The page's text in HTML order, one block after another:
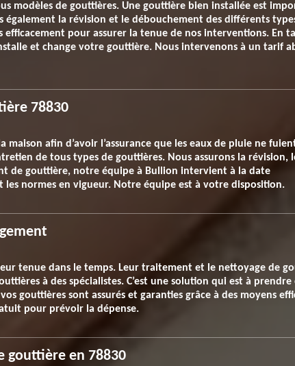
modèles de gouttières. Une gouttière bien installée est
également la révision et le débouchement des différents
pour assurer la tenue de nos interventions. En
et change votre gouttière. Nous intervenons à un tarif
78830
afin d’avoir l’assurance que les eaux de pluie ne
de tous types de gouttières. Nous assurons la révision,
de gouttière, notre équipe à Bullion intervient à la date
normes en vigueur. Notre équipe est à votre disposition.
tenue dans le temps. Leur traitement et le nettoyage de
à des spécialistes. C’est une solution qui est à prendre
gouttières sont assurés et garanties grâce à des moyens
pour prévoir la dépense.
gouttière en 78830